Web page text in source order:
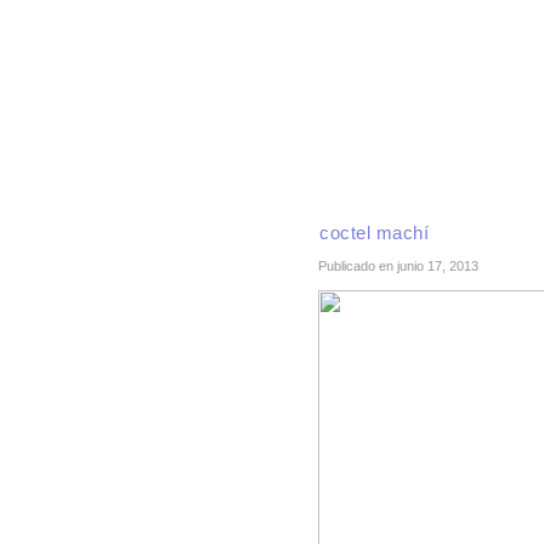
coctel machí
Publicado en junio 17, 2013